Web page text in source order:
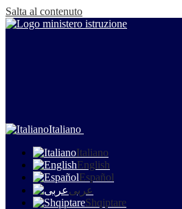
Salta al contenuto
Italiano
Italiano
English
Español
عربى
Shqiptare